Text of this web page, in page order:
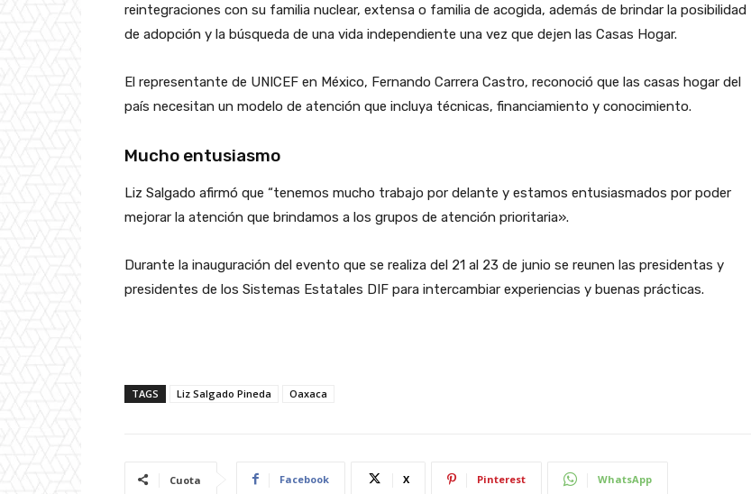
reintegraciones con su familia nuclear, extensa o familia de acogida, además de brindar la posibilidad
de adopción y la búsqueda de una vida independiente una vez que dejen las Casas Hogar.
El representante de UNICEF en México, Fernando Carrera Castro, reconoció que las casas hogar del
país necesitan un modelo de atención que incluya técnicas, financiamiento y conocimiento.
Mucho entusiasmo
Liz Salgado afirmó que “tenemos mucho trabajo por delante y estamos entusiasmados por poder
mejorar la atención que brindamos a los grupos de atención prioritaria».
Durante la inauguración del evento que se realiza del 21 al 23 de junio se reunen las presidentas y
presidentes de los Sistemas Estatales DIF para intercambiar experiencias y buenas prácticas.
TAGS Liz Salgado Pineda Oaxaca
Cuota Facebook X Pinterest WhatsApp